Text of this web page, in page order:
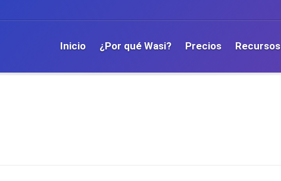
Inicio ¿Por qué Wasi? Precios Recursos